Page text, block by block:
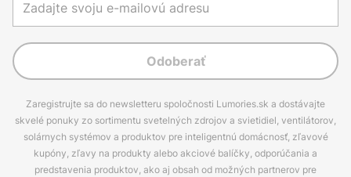
Odoberať
Zaregistrujte sa do newsletteru spoločnosti Lumories.sk a dostávajte
skvelé ponuky zo sortimentu svetelných zdrojov a svietidiel, ventilátorov,
solárnych systémov a produktov pre inteligentnú domácnosť, zľavové
kupóny, zľavy na produkty alebo akciové balíčky, odporúčania a
predstavenia produktov, ako aj obsah od možných partnerov pre